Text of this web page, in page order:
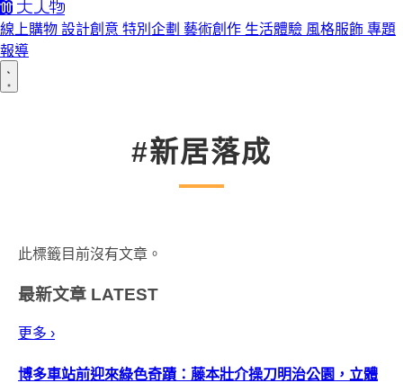
線上購物 設計創意 特別企劃 藝術創作 生活體驗 風格服飾 專題
報導
#新居落成
此標籤目前沒有文章。
最新文章 LATEST
更多 ›
博多車站前迎來綠色奇蹟：藤本壯介操刀明治公園，立體